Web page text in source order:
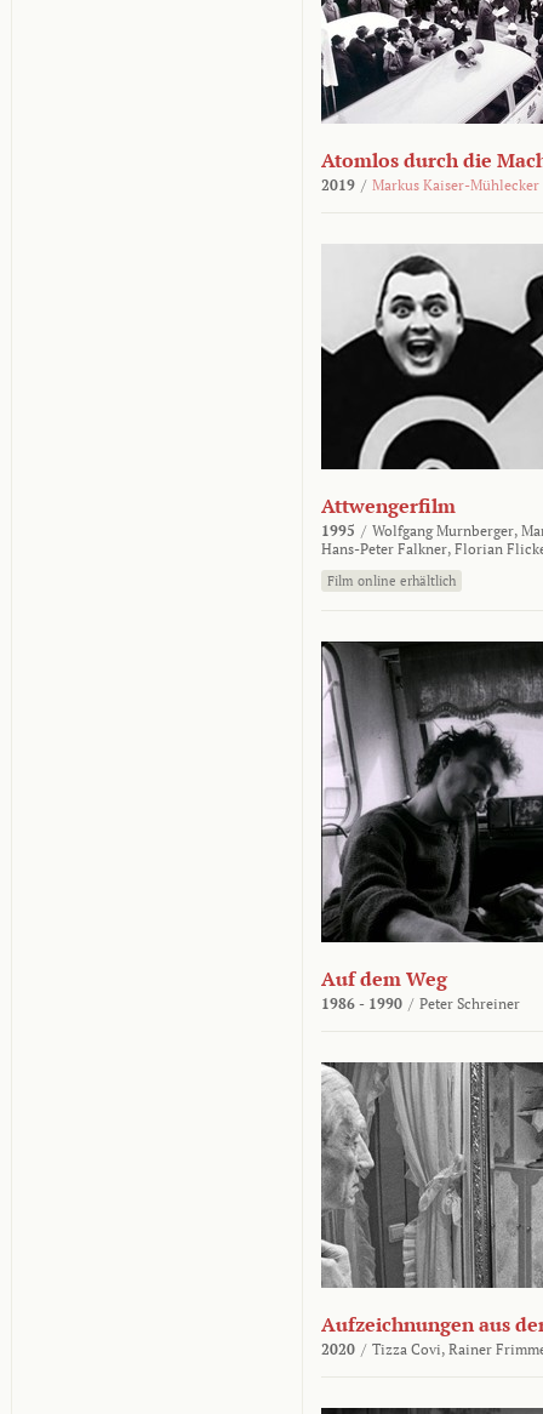
Atomlos durch die
2019 / Markus Kaiser-Mühlecker
Attwengerfilm
1995 / Wolfgang Murnberger,
Hans-Peter Falkner, Florian
Film online erhältlich
Auf dem Weg
1986 - 1990 / Peter Schreiner
Aufzeichnungen aus
2020 / Tizza Covi, Rainer